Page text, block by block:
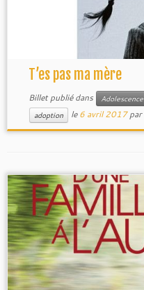
T’es pas ma mère
Billet publié dans Adolescence
adoption le6 avril 2017 par